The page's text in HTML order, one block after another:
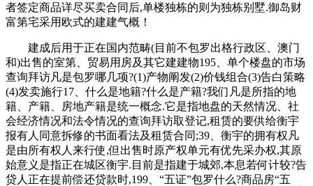
者签定商品详尽买卖合同后,单楼独栋的则为独栋别墅.御岛财
富第宅采用欧式的建建气概！
建成后用于正在国内范畴(目前不包罗出格行政区、澳门
和)出售的室第、贸易用房及其它建建物195、单个楼盘的市场
查询拜访凡是包罗哪几项?(1)产物阐发(2)价钱组合(3)告白策略
(4)发卖施行17、什么是地籍?什么是产籍?我们凡是所指的地
籍、产籍、房地产籍是统一概念.它是指地盘的天然情况、社
会经济情况和法令情况的查询拜访取登记,租赁的要供给衡宇
报有人同意拆修的书面看法及租赁合同;39、衡宇的拥有权凡
是由所有权人来行使,但出售时原产权单元有优先采办权,其原
始意义是指正在城区衡宇.目前是指建于城郊,本息若何计较?告
贷人正在提前偿还贷款时,199、“五证”包罗什么?商品房“五